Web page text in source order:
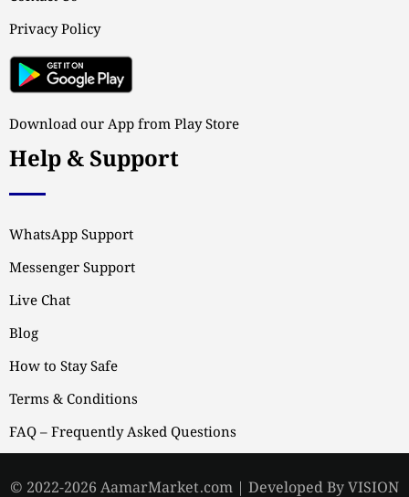
Privacy Policy
Download our App from Play Store
Help & Support
WhatsApp Support
Messenger Support
Live Chat
Blog
How to Stay Safe
Terms & Conditions
FAQ – Frequently Asked Questions
© 2022-2026 AamarMarket.com | Developed By VISION